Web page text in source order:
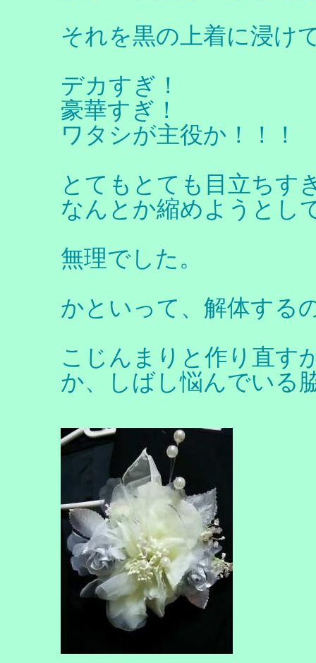
それを黒の上着に浸け
デカすぎ！
豪華すぎ！
ワタシが主役か！！！
とてもとても目立ちす
なんとか縮めようとし
無理でした。
かといって、解体する
こじんまりと作り直す
か、しばし悩んでいる